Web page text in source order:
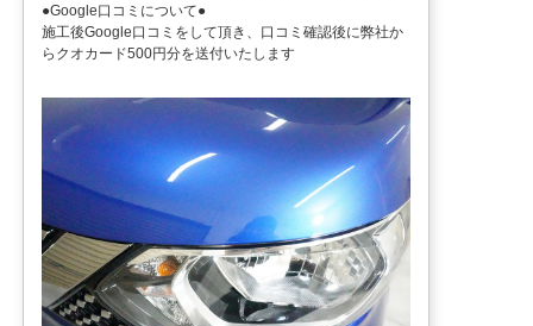
●Google口コミについて●
施工後Google口コミをして頂き、口コミ確認後に弊社か
らクオカード500円分を送付いたします